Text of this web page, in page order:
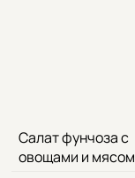
Салат фунчоза с
овощами и мясом